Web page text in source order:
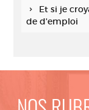
Et si je
de d'emploi